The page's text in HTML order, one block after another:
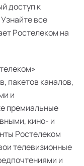
доступ к
все
Ростелеком на
пакетов каналов,
и
премиальные
кино- и
Ростелеком
телевизионные
и